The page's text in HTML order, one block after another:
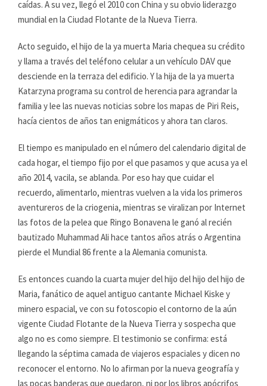
caídas. A su vez, llegó el 2010 con China y su obvio liderazgo
mundial en la Ciudad Flotante de la Nueva Tierra.
Acto seguido, el hijo de la ya muerta Maria chequea su crédito
y llama a través del teléfono celular a un vehículo DAV que
desciende en la terraza del edificio. Y la hija de la ya muerta
Katarzyna programa su control de herencia para agrandar la
familia y lee las nuevas noticias sobre los mapas de Piri Reis,
hacía cientos de años tan enigmáticos y ahora tan claros.
El tiempo es manipulado en el número del calendario digital de
cada hogar, el tiempo fijo por el que pasamos y que acusa ya el
año 2014, vacila, se ablanda. Por eso hay que cuidar el
recuerdo, alimentarlo, mientras vuelven a la vida los primeros
aventureros de la criogenia, mientras se viralizan por Internet
las fotos de la pelea que Ringo Bonavena le ganó al recién
bautizado Muhammad Ali hace tantos años atrás o Argentina
pierde el Mundial 86 frente a la Alemania comunista.
Es entonces cuando la cuarta mujer del hijo del hijo del hijo de
Maria, fanático de aquel antiguo cantante Michael Kiske y
minero espacial, ve con su fotoscopio el contorno de la aún
vigente Ciudad Flotante de la Nueva Tierra y sospecha que
algo no es como siempre. El testimonio se confirma: está
llegando la séptima camada de viajeros espaciales y dicen no
reconocer el entorno. No lo afirman por la nueva geografía y
las pocas banderas que quedaron, ni por los libros apócrifos